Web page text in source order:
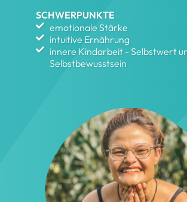
SCHWERPUNKTE
emotionale Stärke
intuitive Ernährung
innere Kindarbeit - Selbstwert
Selbstbewusstsein